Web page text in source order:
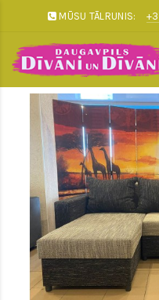
MŪSU TĀLRUNIS: